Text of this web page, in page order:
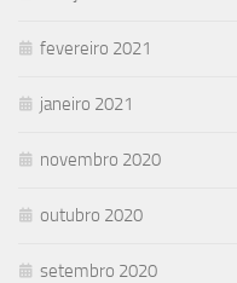
fevereiro 2021
janeiro 2021
novembro 2020
outubro 2020
setembro 2020